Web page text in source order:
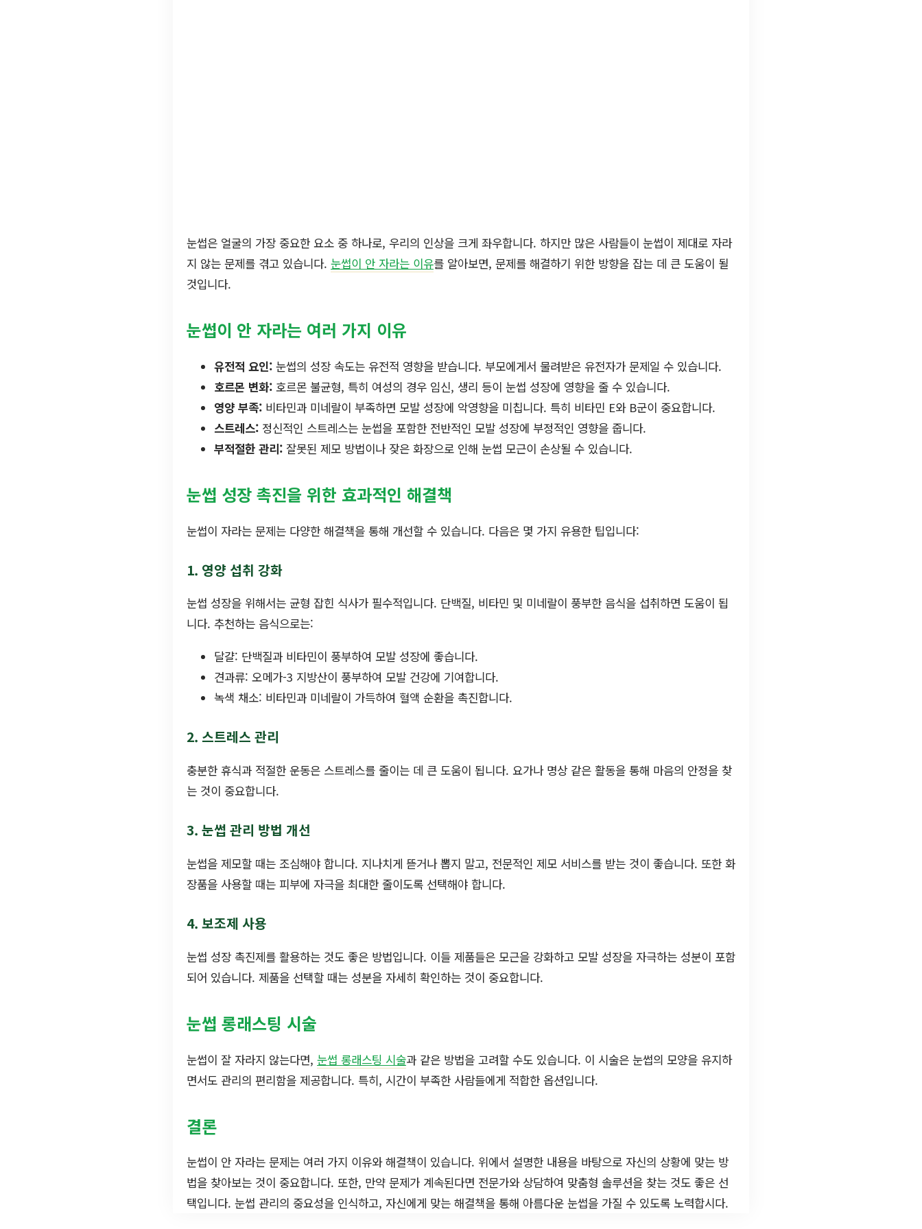
눈썹은 얼굴의 가장 중요한 요소 중 하나로, 우리의 인상을 크게 좌우합니다. 하지만 많은 사람들이 눈썹이 제대로 자라
지 않는 문제를 겪고 있습니다. 눈썹이 안 자라는 이유를 알아보면, 문제를 해결하기 위한 방향을 잡는 데 큰 도움이 될
것입니다.
눈썹이 안 자라는 여러 가지 이유
유전적 요인: 눈썹의 성장 속도는 유전적 영향을 받습니다. 부모에게서 물려받은 유전자가 문제일 수 있습니다.
호르몬 변화: 호르몬 불균형, 특히 여성의 경우 임신, 생리 등이 눈썹 성장에 영향을 줄 수 있습니다.
영양 부족: 비타민과 미네랄이 부족하면 모발 성장에 악영향을 미칩니다. 특히 비타민 E와 B군이 중요합니다.
스트레스: 정신적인 스트레스는 눈썹을 포함한 전반적인 모발 성장에 부정적인 영향을 줍니다.
부적절한 관리: 잘못된 제모 방법이나 잦은 화장으로 인해 눈썹 모근이 손상될 수 있습니다.
눈썹 성장 촉진을 위한 효과적인 해결책
눈썹이 자라는 문제는 다양한 해결책을 통해 개선할 수 있습니다. 다음은 몇 가지 유용한 팁입니다:
1. 영양 섭취 강화
눈썹 성장을 위해서는 균형 잡힌 식사가 필수적입니다. 단백질, 비타민 및 미네랄이 풍부한 음식을 섭취하면 도움이 됩
니다. 추천하는 음식으로는:
달걀: 단백질과 비타민이 풍부하여 모발 성장에 좋습니다.
견과류: 오메가-3 지방산이 풍부하여 모발 건강에 기여합니다.
녹색 채소: 비타민과 미네랄이 가득하여 혈액 순환을 촉진합니다.
2. 스트레스 관리
충분한 휴식과 적절한 운동은 스트레스를 줄이는 데 큰 도움이 됩니다. 요가나 명상 같은 활동을 통해 마음의 안정을 찾
는 것이 중요합니다.
3. 눈썹 관리 방법 개선
눈썹을 제모할 때는 조심해야 합니다. 지나치게 뜯거나 뽑지 말고, 전문적인 제모 서비스를 받는 것이 좋습니다. 또한 화
장품을 사용할 때는 피부에 자극을 최대한 줄이도록 선택해야 합니다.
4. 보조제 사용
눈썹 성장 촉진제를 활용하는 것도 좋은 방법입니다. 이들 제품들은 모근을 강화하고 모발 성장을 자극하는 성분이 포함
되어 있습니다. 제품을 선택할 때는 성분을 자세히 확인하는 것이 중요합니다.
눈썹 롱래스팅 시술
눈썹이 잘 자라지 않는다면, 눈썹 롱래스팅 시술과 같은 방법을 고려할 수도 있습니다. 이 시술은 눈썹의 모양을 유지하
면서도 관리의 편리함을 제공합니다. 특히, 시간이 부족한 사람들에게 적합한 옵션입니다.
결론
눈썹이 안 자라는 문제는 여러 가지 이유와 해결책이 있습니다. 위에서 설명한 내용을 바탕으로 자신의 상황에 맞는 방
법을 찾아보는 것이 중요합니다. 또한, 만약 문제가 계속된다면 전문가와 상담하여 맞춤형 솔루션을 찾는 것도 좋은 선
택입니다. 눈썹 관리의 중요성을 인식하고, 자신에게 맞는 해결책을 통해 아름다운 눈썹을 가질 수 있도록 노력합시다.